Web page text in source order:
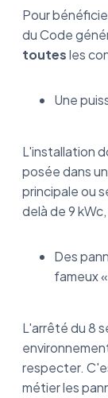
Pour
du Code
toutesles
Une
L'installation
posée dans
principale ou
delà de 9
Des
fameux
L'arrêté du 8
respecter.
métier les